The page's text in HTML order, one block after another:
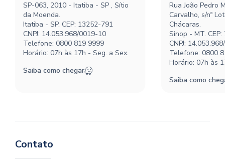
SP-063, 2010 - Itatiba - SP , Sítio
da Moenda.
Itatiba - SP. CEP: 13252-791
CNPJ: 14.053.968/0019-10
Telefone: 0800 819 9999
Horário: 07h às 17h - Seg. a Sex.
Saiba como chegar
Rua João Pedro
Carvalho, s/nº
Chácaras.
Sinop - MT.
CNPJ:
Telefone: 0800
Horário: 07h às
Saiba como
Contato